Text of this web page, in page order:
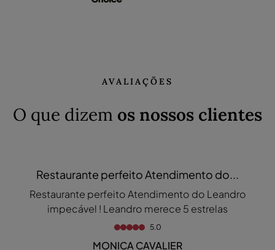
AVALIAÇÕES
O que dizem os nossos clientes
Restaurante perfeito Atendimento do...
Restaurante perfeito Atendimento do Leandro
impecável ! Leandro merece 5 estrelas
5.0
MONICA CAVALIER